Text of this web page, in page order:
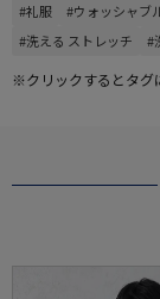
#礼服 #ウォッシャブ
#洗える ストレッチ
#
※クリックするとタグ